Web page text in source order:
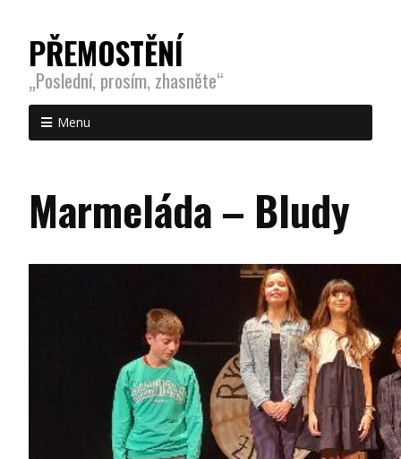
PŘEMOSTĚNÍ
„Poslední, prosím, zhasněte“
Menu
Marmeláda – Bludy